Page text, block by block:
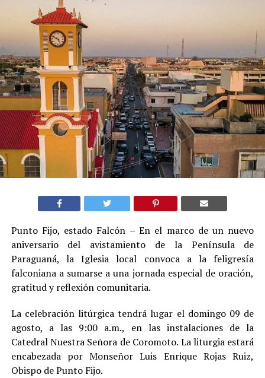
Punto Fijo, estado Falcón – En el marco de un nuevo
aniversario del avistamiento de la Península de
Paraguaná, la Iglesia local convoca a la feligresía
falconiana a sumarse a una jornada especial de oración,
gratitud y reflexión comunitaria.
La celebración litúrgica tendrá lugar el domingo 09 de
agosto, a las 9:00 a.m., en las instalaciones de la
Catedral Nuestra Señora de Coromoto. La liturgia estará
encabezada por Monseñor Luis Enrique Rojas Ruiz,
Obispo de Punto Fijo.